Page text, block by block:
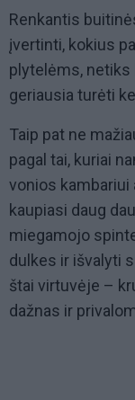
Renkantis
įvertinti, kokius
plytelėms, netiks
geriausia turėti
Taip pat ne
pagal tai, kuriai
vonios
kaupiasi daug
miegamojo
dulkes ir išvalyti
štai virtuvėje –
dažnas ir